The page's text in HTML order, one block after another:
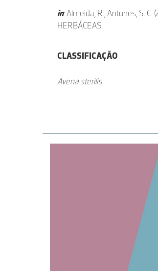
in: Almeida, R., Antunes, S.
HERBÁCEAS
CLASSIFICAÇÃO
Avena sterilis